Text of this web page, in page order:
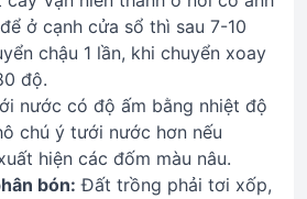
ở cạnh cửa sổ thì sau 7-10
chậu 1 lần, khi chuyển xoay
độ.
nước có độ ấm bằng nhiệt độ
chú ý tưới nước hơn nếu
hiện các đốm màu nâu.
bón: Đất trồng phải tơi xốp,